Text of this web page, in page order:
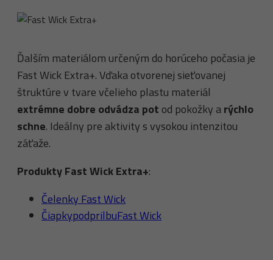
Ďalším materiálom určeným do horúceho počasia je
Fast Wick Extra+. Vďaka otvorenej sieťovanej
štruktúre v tvare včelieho plastu materiál
extrémne dobre odvádza pot od pokožky arýchlo
schne. Ideálny pre aktivity s vysokou intenzitou
záťaže.
Produkty Fast Wick Extra+:
Čelenky Fast Wick
ČiapkypodprilbuFast Wick